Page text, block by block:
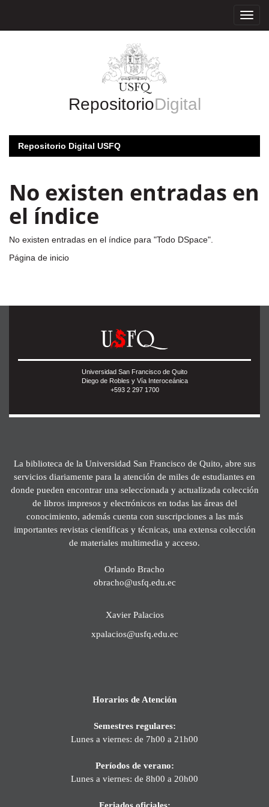
RepositorioDigital
Repositorio Digital USFQ
No existen entradas en
el índice
No existen entradas en el índice para "Todo DSpace".
Página de inicio
Universidad San Francisco de Quito
Diego de Robles y Vía Interoceánica
+593 2 297 1700
La biblioteca de la Universidad San Francisco de Quito, abre sus
servicios diariamente para la atención de miles de estudiantes en
donde pueden encontrar una seleccionada y actualizada colección
de libros impresos y electrónicos en todas las áreas del
conocimiento, además cuenta con suscripciones a las más
importantes revistas científicas y técnicas, una extensa colección
de materiales multimedia y acceso.
Orlando Bracho
obracho@usfq.edu.ec
Xavier Palacios
xpalacios@usfq.edu.ec
Horarios de Atención
Semestres regulares:
Lunes a viernes: de 7h00 a 21h00
Períodos de verano:
Lunes a viernes: de 8h00 a 20h00
Feriados oficiales: